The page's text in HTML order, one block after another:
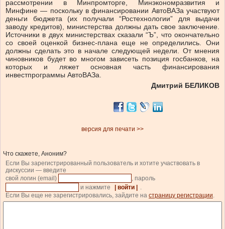
рассмотрении в Минпромторге, Минэкономразвития и
Минфине — поскольку в финансировании АвтоВАЗа участвуют
деньги бюджета (их получали “Ростехнологии” для выдачи
заводу кредитов), министерства должны дать свое заключение.
Источники в двух министерствах сказали “Ъ”, что окончательно
со своей оценкой бизнес-плана еще не определились. Они
должны сделать это в начале следующей недели. От мнения
чиновников будет во многом зависеть позиция госбанков, на
которых и ляжет основная часть финансирования
инвестпрограммы АвтоВАЗа.
Дмитрий БЕЛИКОВ
версия для печати >>
Что скажете, Аноним?
Если Вы зарегистрированный пользователь и хотите участвовать в
дискуссии — введите
свой логин (email)
, пароль
и нажмите
| войти |
.
Если Вы еще не зарегистрировались, зайдите на страницу регистрации.